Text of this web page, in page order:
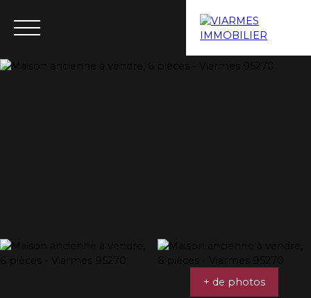
+ de photos